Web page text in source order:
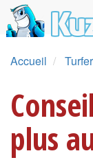
Accueil
plus